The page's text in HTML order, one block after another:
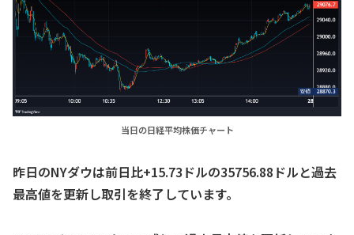
当日の日経平均株価チャート
昨日のNYダウは前日比+15.73ドルの35756.88ドルと過去
最高値を更新し取引を終了しています。